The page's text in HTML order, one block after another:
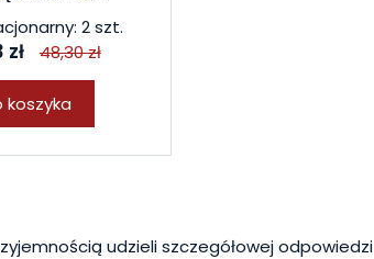
2 szt.
48,30 zł
koszyka
udzieli szczegółowej odpowiedzi